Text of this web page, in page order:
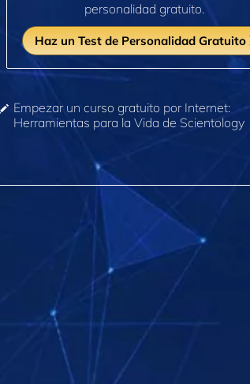
personalidad gratuito.
Haz un Test de Personalidad Gratuito
Empezar un curso gratuito por Internet:
Herramientas para la Vida de Scientology